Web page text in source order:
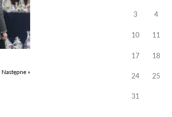
Następne »
3 4
10 11
17 18
24 25
31